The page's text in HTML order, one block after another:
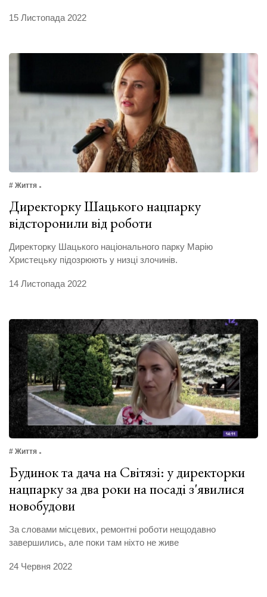
15 Листопада 2022
# Життя
Директорку Шацького нацпарку
відсторонили від роботи
Директорку Шацького національного парку Марію
Христецьку підозрюють у низці злочинів.
14 Листопада 2022
# Життя
Будинок та дача на Світязі: у директорки
нацпарку за два роки на посаді з'явилися
новобудови
За словами місцевих, ремонтні роботи нещодавно
завершились, але поки там ніхто не живе
24 Червня 2022